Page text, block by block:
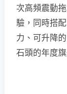
次高頻震動
驗，同時搭
力、可升降
石頭的年度